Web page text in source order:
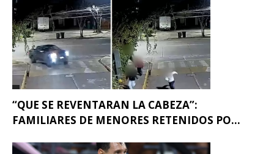
“QUE SE REVENTARAN LA CABEZA”:
FAMILIARES DE MENORES RETENIDOS PO...